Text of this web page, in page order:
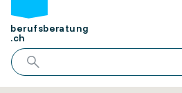
berufsberatung
.ch